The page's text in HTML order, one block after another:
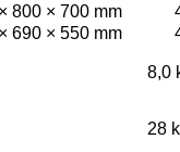
800 × 700 mm
690 × 550 mm
8,0
28